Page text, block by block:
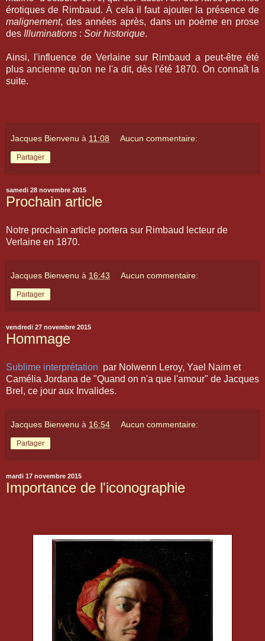
érotiques de Rimbaud. À cela il faut ajouter la présence de
malignement, des années après, dans un poème en prose
des Illuminations : Soir historique.
Ainsi, l'influence de Verlaine sur Rimbaud a peut-être été
plus ancienne qu'on ne l'a dit, dès l'été 1870. On connaît la
suite.
Jacques Bienvenu à 11:08 Aucun commentaire:
Partager
samedi 28 novembre 2015
Prochain article
Notre prochain article portera sur Rimbaud lecteur de
Verlaine en 1870.
Jacques Bienvenu à 16:43 Aucun commentaire:
Partager
vendredi 27 novembre 2015
Hommage
Sublime interprétation par Nolwenn Leroy, Yael Naim et
Camélia Jordana de "Quand on n'a que l'amour" de Jacques
Brel, ce jour aux Invalides.
Jacques Bienvenu à 16:54 Aucun commentaire:
Partager
mardi 17 novembre 2015
Importance de l'iconographie